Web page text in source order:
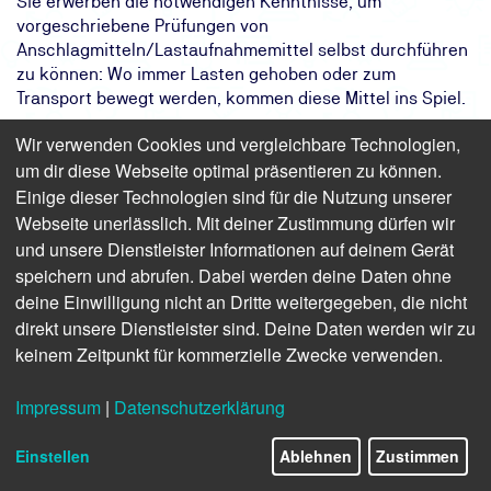
vorgeschriebene Prüfungen von
Anschlagmitteln/Lastaufnahmemittel selbst durchführen
zu können: Wo immer Lasten gehoben oder zum
Transport bewegt werden, kommen diese Mittel ins Spiel.
Das Ziel:
Sicheres Heben und Bewegen von
Lasten im Unternehmen
Das Ergebnis:
Sie können Anschlag- und
Lastaufnahmemittel selbstständig
Ihr Weg:
Zweitägiges Präsenzseminar mit
Teilnahmebescheinigung,
Erfolgskontrolle und Sicherheitspass
Befähigte Person zur Prüfung von
Anschlag- und Lastaufnahmemitteln
Wir verwenden Cookies und vergleichbare Technologien,
um dir diese Webseite optimal präsentieren zu können.
Einige dieser Technologien sind für die Nutzung unserer
Webseite unerlässlich. Mit deiner Zustimmung dürfen wir
und unsere Dienstleister Informationen auf deinem Gerät
speichern und abrufen. Dabei werden deine Daten ohne
deine Einwilligung nicht an Dritte weitergegeben, die nicht
direkt unsere Dienstleister sind. Deine Daten werden wir zu
keinem Zeitpunkt für kommerzielle Zwecke verwenden.
Impressum | Datenschutzerklärung
Einstellen Ablehnen Zustimmen